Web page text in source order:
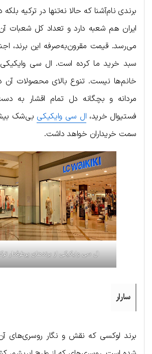
برندی نام‌آشنا که حالا نه‌تنها در ترکیه
می‌رسد. قیمت مقرون‌به‌صرفه این برند،
سبد خرید ما کرده است. ال سی
خانم‌ها نیست. تنوع بالای محصولات
مردانه و بچگانه دل تمام اقشار به
فستیوال خرید، ال سی وایکیکی بی‌شک
سمت خریداران خواهد داشت.
ال سی وایکیکی از برندهای پرطرفدار
سارار
برند لوکسی که نقش و نگار روسری‌های